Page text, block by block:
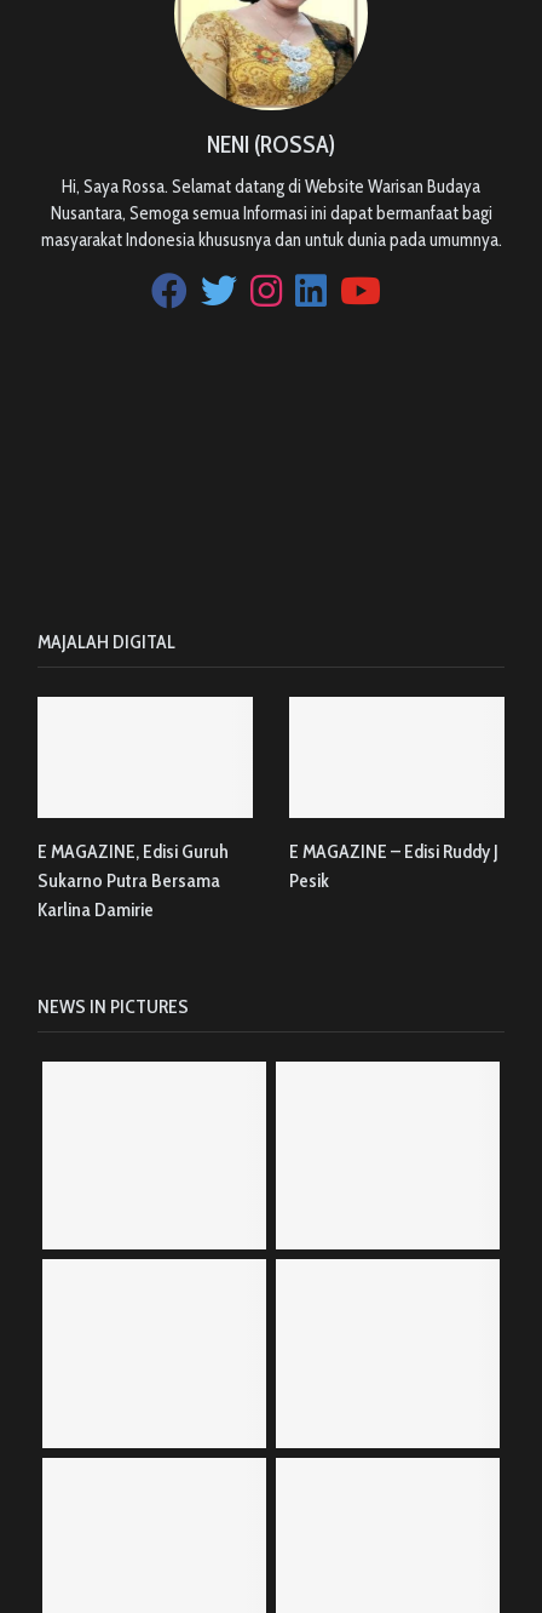
NENI (ROSSA)
Hi, Saya Rossa. Selamat datang di Website Warisan Budaya
Nusantara, Semoga semua Informasi ini dapat bermanfaat bagi
masyarakat Indonesia khususnya dan untuk dunia pada umumnya.
MAJALAH DIGITAL
E MAGAZINE, Edisi Guruh
Sukarno Putra Bersama
Karlina Damirie
E MAGAZINE – Edisi Ruddy J
Pesik
NEWS IN PICTURES